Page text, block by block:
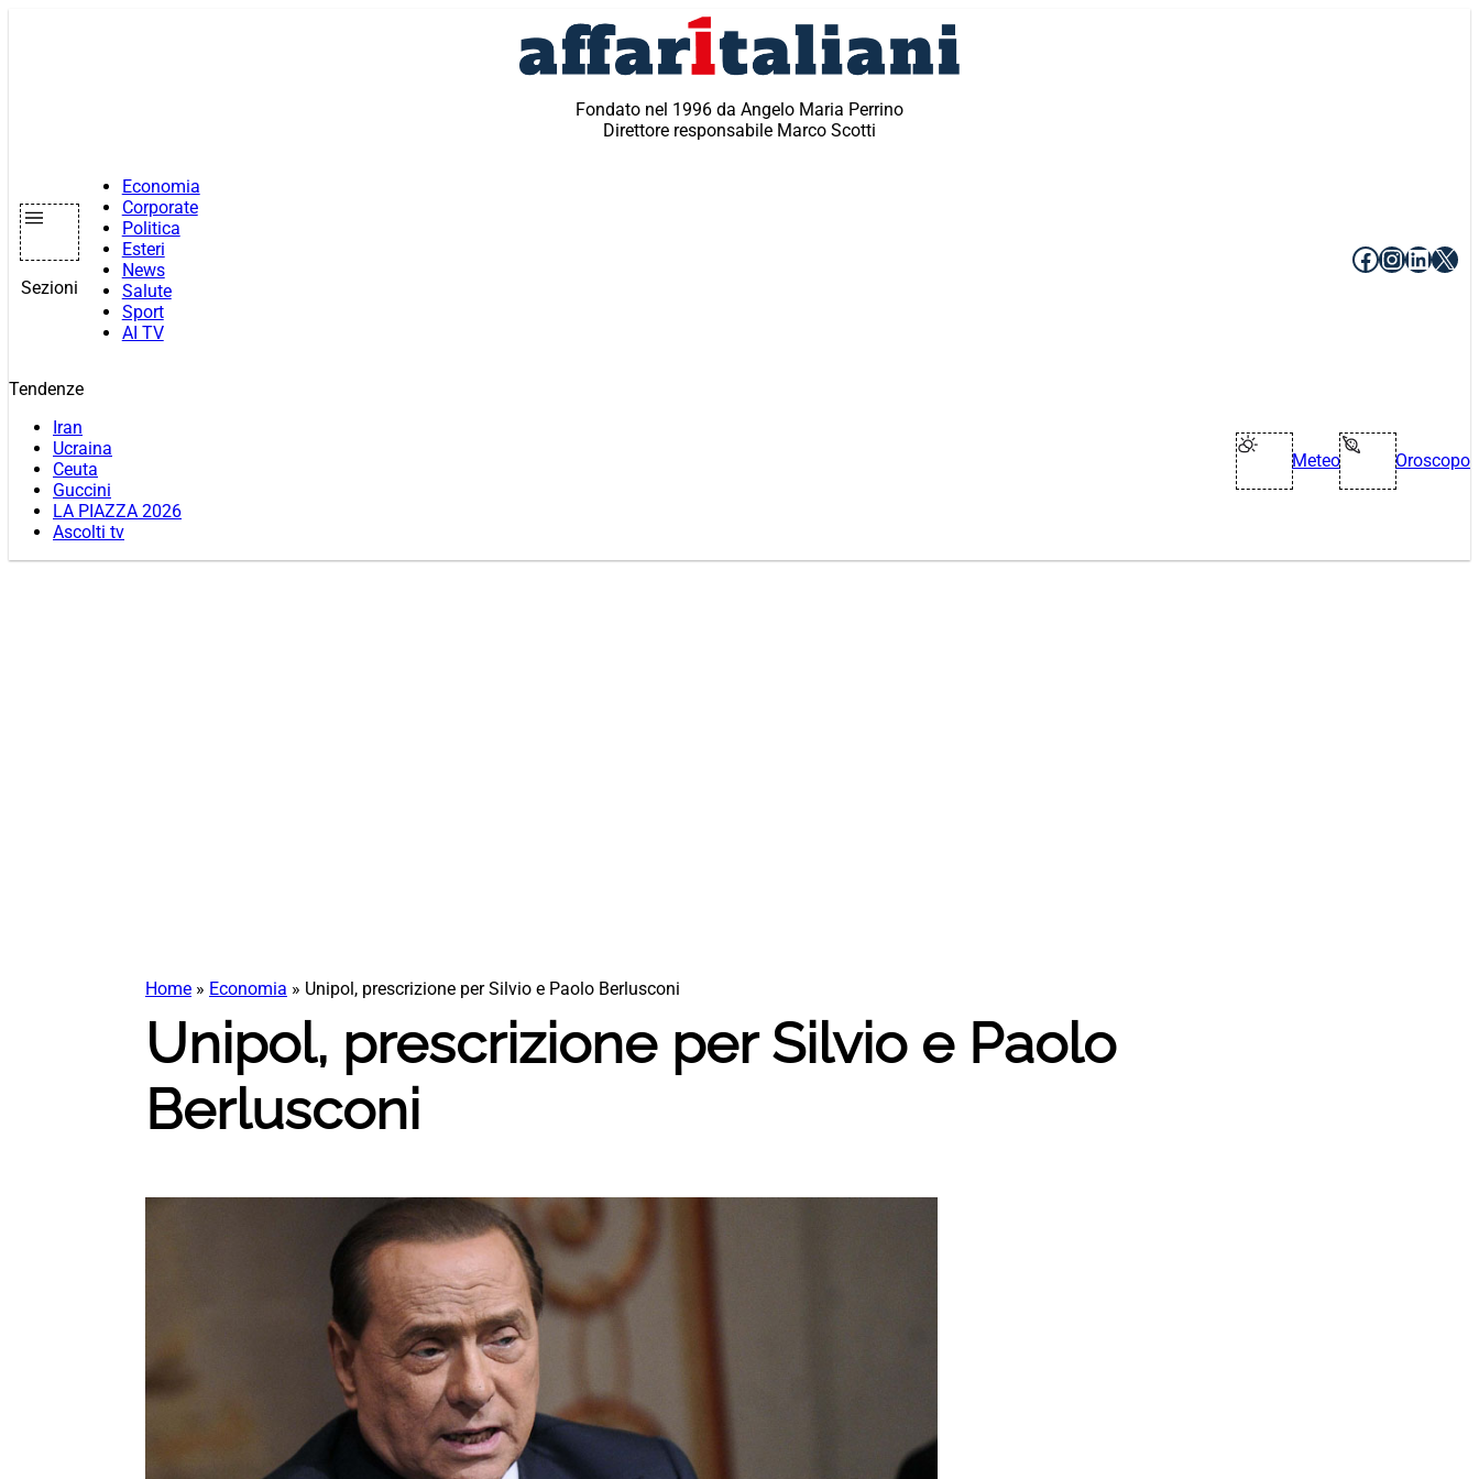
Fondato nel 1996 da Angelo Maria Perrino
Direttore responsabile Marco Scotti
Sezioni
Economia
Corporate
Politica
Esteri
News
Salute
Sport
AI TV
Facebook
X
Tendenze
Iran
Ucraina
Ceuta
Guccini
LA PIAZZA 2026
Ascolti tv
Meteo Oroscopo
Home » Economia » Unipol, prescrizione per Silvio e Paolo Berlusconi
Unipol, prescrizione per Silvio e Paolo
Berlusconi